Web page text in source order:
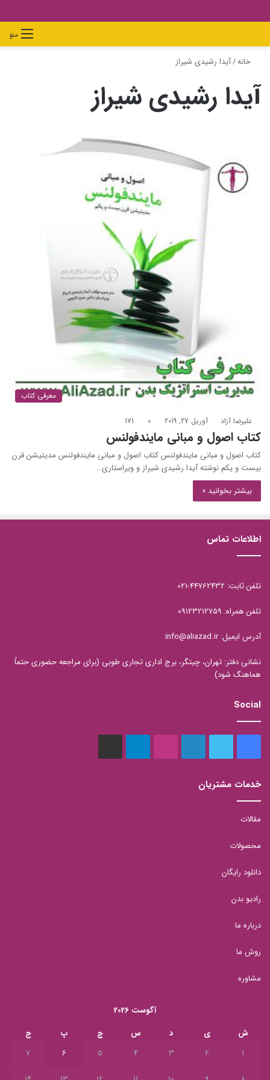
منوجستجو
برایپوسته
سبد
خانه/آیدا رشیدی شیراز
آیدا رشیدی شیراز
معرفی کتاب
علیرضا آزاد آوریل 27, 2019 0
171
کتاب اصول و مبانی مایندفولنس
کتاب اصول و مبانی مایندفولنس کتاب اصول و مبانی مایندفولنس مدیتیشن قرن
بیست و یکم نوشته آیدا رشیدی شیراز و ویراستاری…
بیشتر بخوانید »
اطلاعات تماس
تلفن ثابت: 44762432-021
تلفن همراه: 09123212759
آدرس ایمیل: info@aliazad.ir
نشانی دفتر: تهران، چیتگر، برج اداری تجاری طوبی (برای مراجعه حضوری حتماً
هماهنگ شود)
Social
خدمات مشتریان
مقالات
محصولات
دانلود رایگان
رادیو بدن
درباره ما
روش ما
مشاوره
آگوست 2026
ش
ی د س چ پ
ج
1
2
3
4
5
6
7